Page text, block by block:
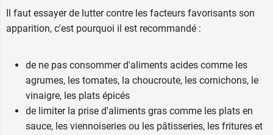
De manière générale, demandez toujours son
avis à votre médecin ou pharmacien avant de
prendre un médicament, notamment si vous êtes
Phosphalugel, quels effets
secondaires ?
Phosphalugel peut entraîner une constipation.
Il faut essayer de lutter contre les facteurs favorisants son
apparition, c'est pourquoi il est recommandé :
de ne pas consommer d'aliments acides comme les
agrumes, les tomates, la choucroute, les cornichons, le
vinaigre, les plats épicés
de limiter la prise d'aliments gras comme les plats en
sauce, les viennoiseries ou les pâtisseries, les fritures et